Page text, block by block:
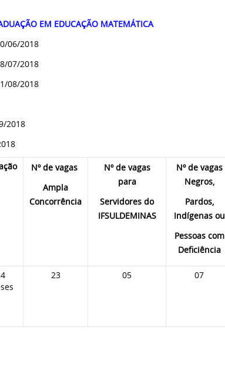
EM EDUCAÇÃO MATEMÁTICA
06/2018
07/2018
08/2018
2018
Nº de vagas
Ampla
Concorrência
Nº de vagas
para
Servidores do
IFSULDEMINAS
Nº de vagas
Negros,
Pardos,
Indígenas ou
Pessoas com
Deficiência
23 05 07